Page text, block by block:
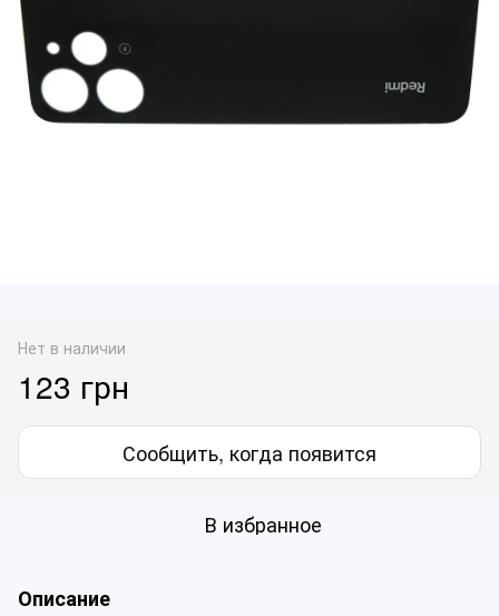
Нет в наличии
123 грн
Сообщить, когда появится
В избранное
Описание